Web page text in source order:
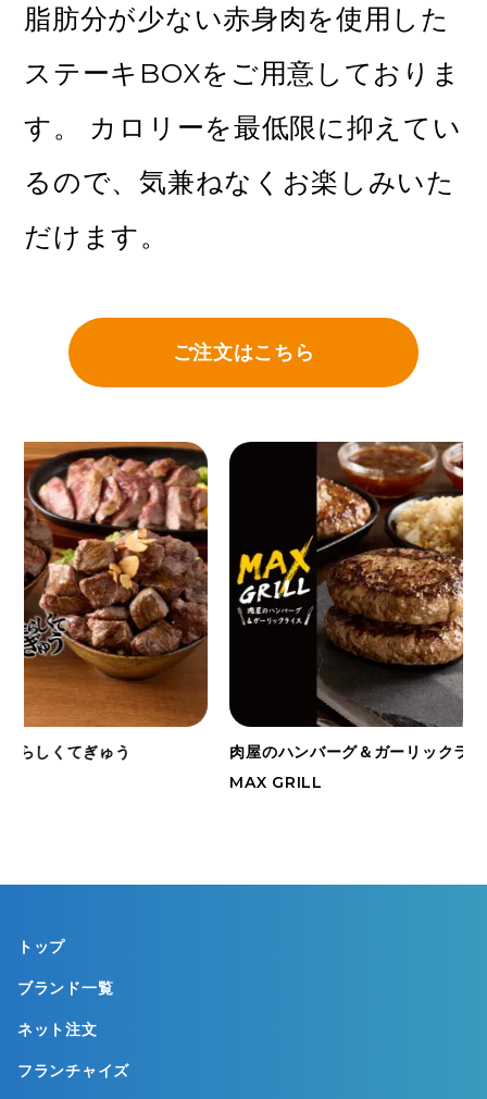
脂肪分が少ない赤身肉を使用した
ステーキBOXをご用意しておりま
す。 カロリーを最低限に抑えてい
るので、気兼ねなくお楽しみいた
だけます。
ご注文はこちら
くてぎゅう
肉屋のハンバーグ＆ガーリックライス
MAX GRILL
トップ
ブランド一覧
ネット注文
フランチャイズ